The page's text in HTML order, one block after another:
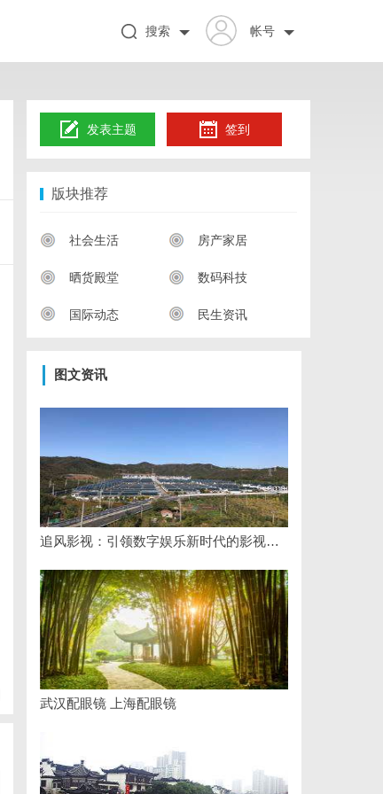
帐号
搜索
发表主题 签到
版块推荐
社会生活 房产家居
晒货殿堂 数码科技
国际动态 民生资讯
图文资讯
追风影视：引领数字娱乐新时代的影视平台全解析
武汉配眼镜 上海配眼镜